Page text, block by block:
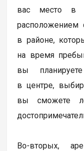
вас место в
расположением
в районе,
на время
вы
в центре,
вы сможете
Во-вторых,